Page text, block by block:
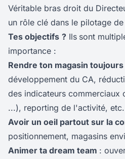
Véritable bras droit du
un rôle clé dans le pilotage
Tes objectifs ? Ils sont
importance :
Rendre ton magasin
développement du CA,
des indicateurs commerciaux
...), reporting de l'activité, etc.
Avoir un oeil partout sur la
positionnement, magasins
Animer ta dream team :